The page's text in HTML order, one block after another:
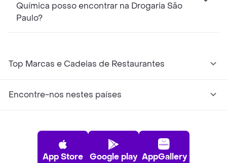
Química posso encontrar na Drogaria São
Paulo?
Top Marcas e Cadeias de Restaurantes
Encontre-nos nestes países
App Store Google play AppGallery